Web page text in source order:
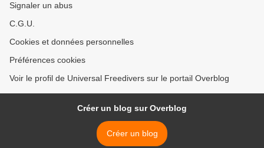
Signaler un abus
C.G.U.
Cookies et données personnelles
Préférences cookies
Voir le profil de Universal Freedivers sur le portail Overblog
Créer un blog sur Overblog
Créer un blog